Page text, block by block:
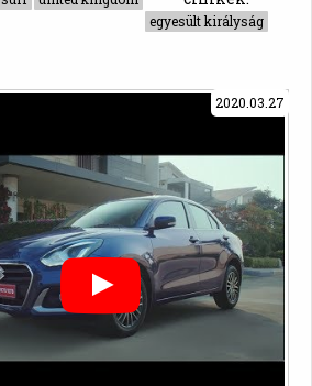
egyesült királyság
2020.03.27